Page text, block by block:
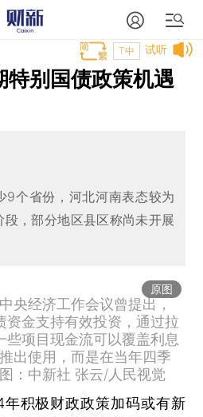
试听
T中
特别国债政策机遇
9个省份，河北河南表态较为
，部分地区县区称尚未开展
原图
央经济工作会议曾提出，
资金支持有效投资，通过拉
些项目现金流可以覆盖利息
出使用，而是在当年四季
：中新社 张云/人民视觉
年积极财政政策加码或有新